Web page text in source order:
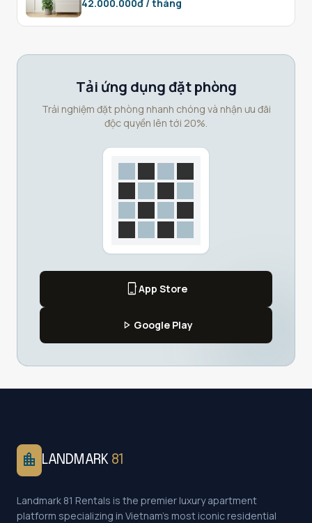
42.000.000đ / tháng
Tải ứng dụng đặt phòng
Trải nghiệm đặt phòng nhanh chóng và nhận ưu đãi
độc quyền lên tới 20%.
phone_iphoneApp Store
play_arrow Google Play
location_city LANDMARK 81
Landmark 81 Rentals is the premier luxury apartment
platform specializing in Vietnam's most iconic residential